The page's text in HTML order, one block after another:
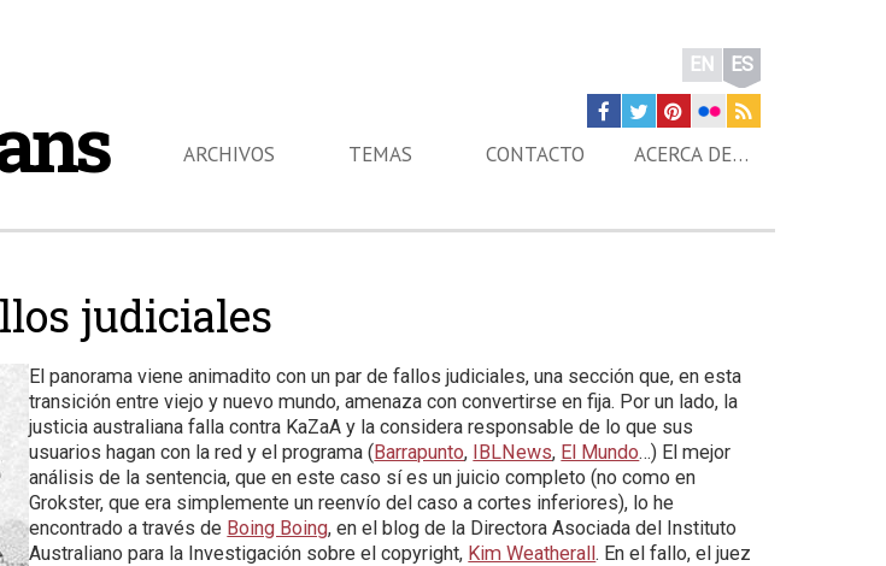
EN ES
ARCHIVOS TEMAS CONTACTO ACERCA DE…
judiciales
El panorama viene animadito con un par de fallos judiciales, una sección que, en esta
transición entre viejo y nuevo mundo, amenaza con convertirse en fija. Por un lado, la
justicia australiana falla contra KaZaA y la considera responsable de lo que sus
usuarios hagan con la red y el programa (Barrapunto, IBLNews, El Mundo…) El mejor
análisis de la sentencia, que en este caso sí es un juicio completo (no como en
Grokster, que era simplemente un reenvío del caso a cortes inferiores), lo he
encontrado a través de Boing Boing, en el blog de la Directora Asociada del Instituto
Australiano para la Investigación sobre el copyright, Kim Weatherall. En el fallo, el juez